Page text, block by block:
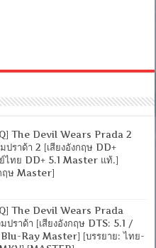
The Devil Wears Prada 2
ปราด้า 2 [เสียงอังกฤษ DD+
ไทย DD+ 5.1 Master แท้.]
ฤษ Master]
The Devil Wears Prada
ปราด้า [เสียงอังกฤษ DTS: 5.1 /
Ray Master] [บรรยาย: ไทย-